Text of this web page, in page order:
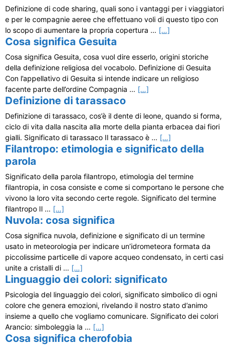
Definizione di code sharing, quali sono i vantaggi per i viaggiatori
e per le compagnie aeree che effettuano voli di questo tipo con
lo scopo di aumentare la propria copertura … […]
Cosa significa Gesuita
Cosa significa Gesuita, cosa vuol dire esserlo, origini storiche
della definizione religiosa del vocabolo. Definizione di Gesuita
Con l’appellativo di Gesuita si intende indicare un religioso
facente parte dell’ordine Compagnia … […]
Definizione di tarassaco
Definizione di tarassaco, cos’è il dente di leone, quando si forma,
ciclo di vita dalla nascita alla morte della pianta erbacea dai fiori
gialli. Significato di tarassaco Il tarassaco è … […]
Filantropo: etimologia e significato della
parola
Significato della parola filantropo, etimologia del termine
filantropia, in cosa consiste e come si comportano le persone che
vivono la loro vita secondo certe regole. Significato del termine
filantropo Il … […]
Nuvola: cosa significa
Cosa significa nuvola, definizione e significato di un termine
usato in meteorologia per indicare un’idrometeora formata da
piccolissime particelle di vapore acqueo condensato, in certi casi
unite a cristalli di … […]
Linguaggio dei colori: significato
Psicologia del linguaggio dei colori, significato simbolico di ogni
colore che genera emozioni, rivelando il nostro stato d’animo
insieme a quello che vogliamo comunicare. Significato dei colori
Arancio: simboleggia la … […]
Cosa significa cherofobia